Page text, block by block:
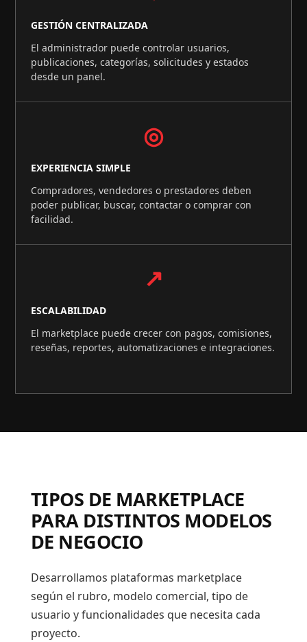
GESTIÓN CENTRALIZADA
El administrador puede controlar usuarios,
publicaciones, categorías, solicitudes y estados
desde un panel.
◎
EXPERIENCIA SIMPLE
Compradores, vendedores o prestadores deben
poder publicar, buscar, contactar o comprar con
facilidad.
↗
ESCALABILIDAD
El marketplace puede crecer con pagos, comisiones,
reseñas, reportes, automatizaciones e integraciones.
TIPOS DE MARKETPLACE
PARA DISTINTOS MODELOS
DE NEGOCIO
Desarrollamos plataformas marketplace
según el rubro, modelo comercial, tipo de
usuario y funcionalidades que necesita cada
proyecto.